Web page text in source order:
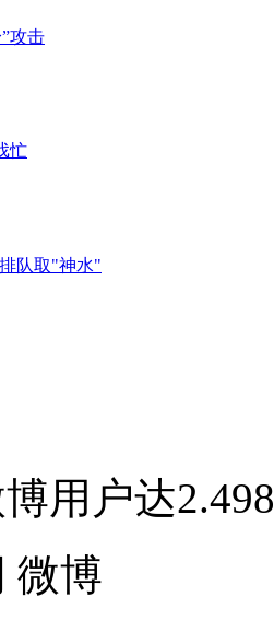
攻击
忙
队取"神水"
写为"LYU"
户达2.498
博